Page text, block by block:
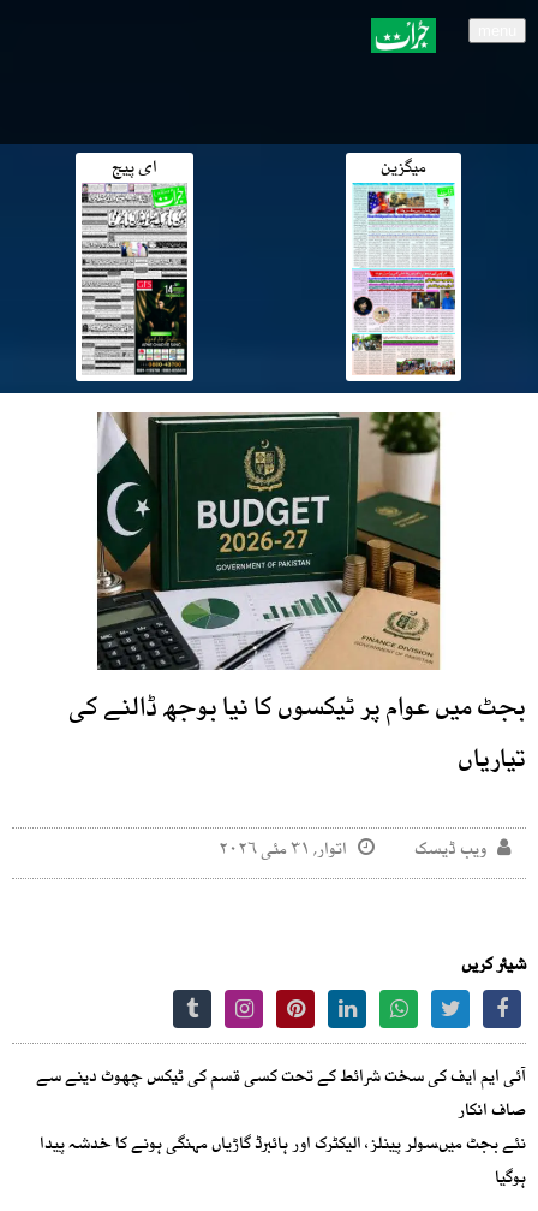
میگزین ای پیج
بجٹ میں عوام پر ٹیکسوں کا نیا بوجھ ڈالنے کی
تیاریاں
ویب ڈیسک اتوار, ۳۱ مئی ۲۰۲۶
شیئر کریں
آئی ایم ایف کی سخت شرائط کے تحت کسی قسم کی ٹیکس چھوٹ دینے سے
صاف انکار
نئے بجٹ میںسولر پینلز، الیکٹرک اور ہائبرڈ گاڑیاں مہنگی ہونے کا خدشہ پیدا
ہوگیا